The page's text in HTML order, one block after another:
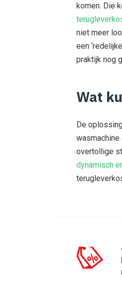
komen. Die
niet meer
een
praktijk nog
Wat
De
wasmachine
overtollige
dynamisch